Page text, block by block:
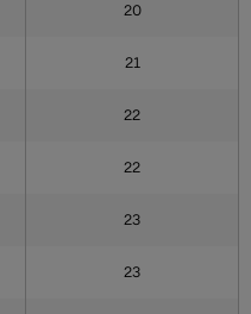
20
21
22
22
23
23